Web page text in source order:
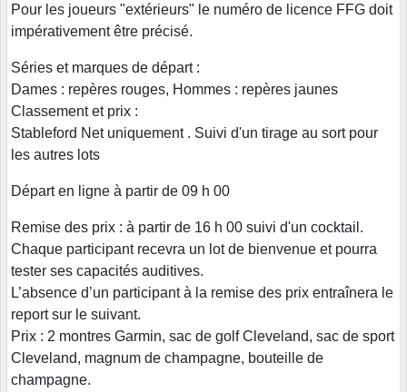
Pour les joueurs "extérieurs" le numéro de licence FFG doit
impérativement être précisé.
Séries et marques de départ :
Dames : repères rouges, Hommes : repères jaunes
Classement et prix :
Stableford Net uniquement . Suivi d'un tirage au sort pour
les autres lots
Départ en ligne à partir de 09 h 00
Remise des prix : à partir de 16 h 00 suivi d'un cocktail.
Chaque participant recevra un lot de bienvenue et pourra
tester ses capacités auditives.
L’absence d’un participant à la remise des prix entraînera le
report sur le suivant.
Prix : 2 montres Garmin, sac de golf Cleveland, sac de sport
Cleveland, magnum de champagne, bouteille de
champagne.